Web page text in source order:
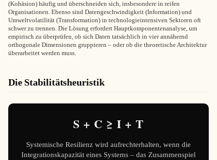
(Kohäsion) häufig und überschneiden sich, insbesondere in reifen
Organisationen. Ebenso sind Datengeschwindigkeit (Information) und
Umweltvolatilität (Transformation) in technologieintensiven Sektoren oft
schwer zu trennen. Die Lösung erfordert Hauptkomponentenanalyse, um
empirisch zu überprüfen, ob sich Daten tatsächlich in vier annähernd
orthogonale Dimensionen gruppieren – oder ob die theoretische Architektur
überarbeitet werden muss.
Die Stabilitätsheuristik
S + C ≥ I + T
Systemische Resilienz wird aufrechterhalten, wenn die
Integrationskapazität eines Systems – das Zusammenspiel